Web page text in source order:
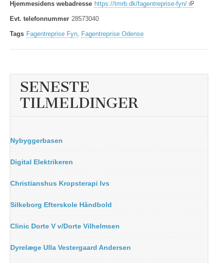
Hjemmesidens webadresse https://tmrb.dk/fagentreprise-fyn/
Evt. telefonnummer 28573040
Tags Fagentreprise Fyn, Fagentreprise Odense
SENESTE
TILMELDINGER
Nybyggerbasen
Digital Elektrikeren
Christianshus Kropsterapi Ivs
Silkeborg Efterskole Håndbold
Clinic Dorte V v/Dorte Vilhelmsen
Dyrelæge Ulla Vestergaard Andersen